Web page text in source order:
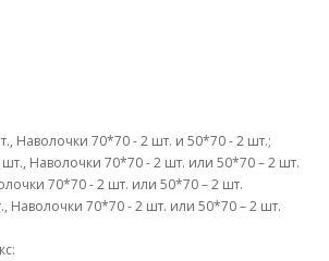
Наволочки 70*70 - 2 шт. и 50*70 - 2 шт.;
Наволочки 70*70 - 2 шт. или 50*70 – 2 шт.
70*70 - 2 шт. или 50*70 – 2 шт.
Наволочки 70*70 - 2 шт. или 50*70 – 2 шт.